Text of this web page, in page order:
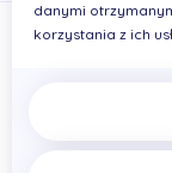
danymi
korzystania z ich